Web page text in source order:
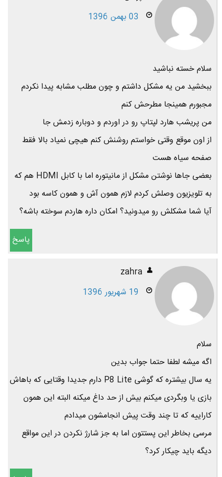
03 بهمن 1396
سلام خسته نباشید
ببخشید من یه مشکل داشتم و چون مطلب مشابه پیدا نکردم
مجبورم همینجا مطرحش کنم
من پریشب هارد لپتاپ رو در اوردم و دوباره زدمش جا
از اون موقع وقتی خواستم روشنش کنم هیچی نمیاد بالا فقط
صفحه سیاه هست
بعضی جاها نوشتن مشکل از مانیتوره اما با کابل HDMI هم که
به تلویزیون وصلش کردم لازم همون آش و همون کاسه بود
آیا شما مشکلش رو میدونید؟ امکان داره هاردم سوخته باشه؟
پاسخ
zahra
19 شهریور 1396
سلام
اگه میشه لطفا حتما جواب بدین
یه سال بیشتره که گوشی P8 Lite دارم جدیدا وقتایی که باهاش
بازی یا وبگردی میکنم بیش از حد داغ میکنه البته این همون
کاراییه که تا چند وقت پیش انجامشون میدادم
مرسی بخاطر این پستتون اما به جز شارژ نکردن در این مواقع
دیگه باید چیکار کرد؟